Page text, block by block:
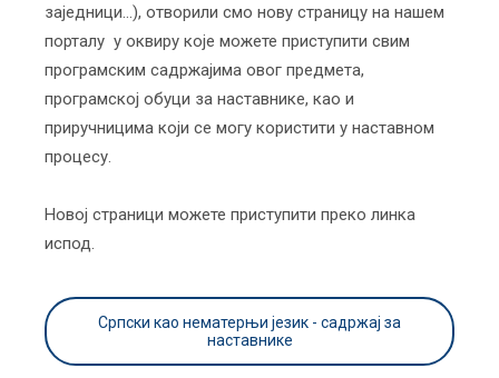
заједници…), отворили смо нову страницу на нашем
порталу у оквиру које можете приступити свим
програмским садржајима овог предмета,
програмској обуци за наставнике, као и
приручницима који се могу користити у наставном
процесу.
Новој страници можете приступити преко линка
испод.
Српски као нематерњи језик - садржај за
наставнике